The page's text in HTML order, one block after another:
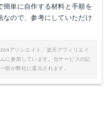
簡単に自作する材料と手順を
なので、参考にしていただけ
アソシエイト、楽天アフィリエイ
に参加しています。当サービスの記
部が弊社に還元されます。